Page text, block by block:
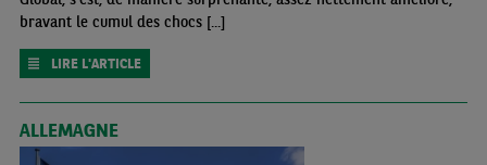
bravant le cumul des chocs [...]
LIRE L'ARTICLE
ALLEMAGNE